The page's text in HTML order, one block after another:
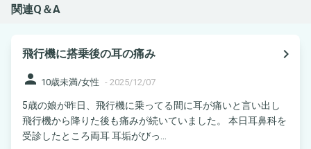
関連Q＆A
飛行機に搭乗後の耳の痛み
navigate_next
person 10歳未満/女性 - 2025/12/07
5歳の娘が昨日、飛行機に乗ってる間に耳が痛いと言い出し
飛行機から降りた後も痛みが続いていました。 本日耳鼻科を
受診したところ両耳 耳垢がびっ...